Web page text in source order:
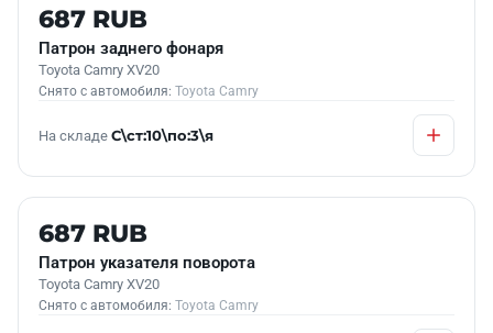
Б/У В НАЛИЧИИ
687 RUB
Патрон заднего фонаря
Toyota Camry XV20
Снято с автомобиля: Toyota Camry
На складе С\ст:10\по:3\я
Б/У В НАЛИЧИИ
687 RUB
Патрон указателя поворота
Toyota Camry XV20
Снято с автомобиля: Toyota Camry